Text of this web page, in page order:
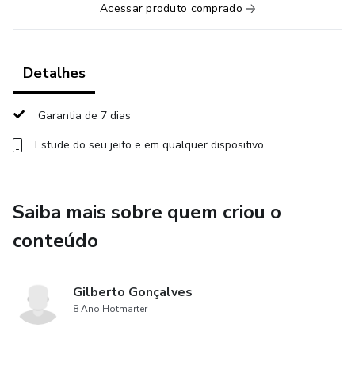
Acessar produto comprado
Detalhes
Garantia de 7 dias
Estude do seu jeito e em qualquer dispositivo
Saiba mais sobre quem criou o
conteúdo
Gilberto Gonçalves
8 Ano Hotmarter